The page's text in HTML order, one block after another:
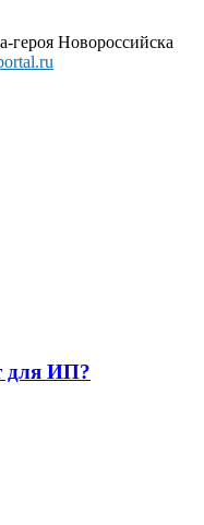
героя Новороссийска
для ИП?